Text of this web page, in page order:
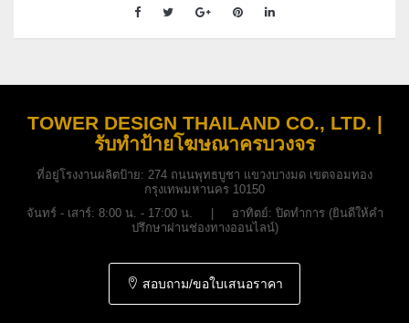
TOWER DESIGN THAILAND CO., LTD. |
รับทำป้ายโฆษณาครบวงจร
ที่อยู่โรงงานผลิตป้าย: 274 ถนนพุทธบูชา แขวงบางมด เขตจอมทอง
กรุงเทพมหานคร 10150
จันทร์ - เสาร์: 8:00 น. - 17:00 น. | อาทิตย์: ปิดทำการ (ยินดีให้คำ
ปรึกษาผ่านช่องทางออนไลน์)
สอบถาม/ขอใบเสนอราคา